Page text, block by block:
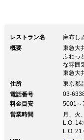
レストラン名
麻布し
概要
東急大
ふわっ
な雰囲
東急大
ふわっ
麻布十
いたし
は、甘
いなし
き鳥な
住所
東京都
電話番号
03-
料金目安
5001～
営業時間
月、火
L.O.
L.O.